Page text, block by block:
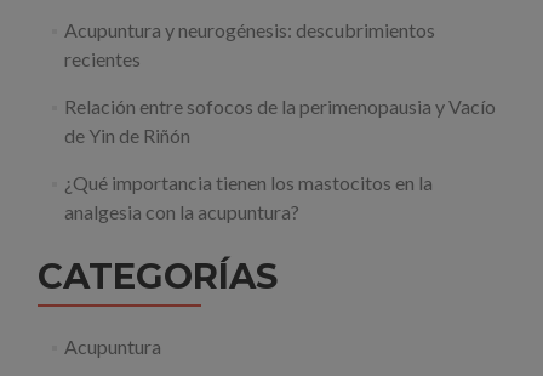
Acupuntura y neurogénesis: descubrimientos
recientes
Relación entre sofocos de la perimenopausia y Vacío
de Yin de Riñón
¿Qué importancia tienen los mastocitos en la
analgesia con la acupuntura?
CATEGORÍAS
Acupuntura